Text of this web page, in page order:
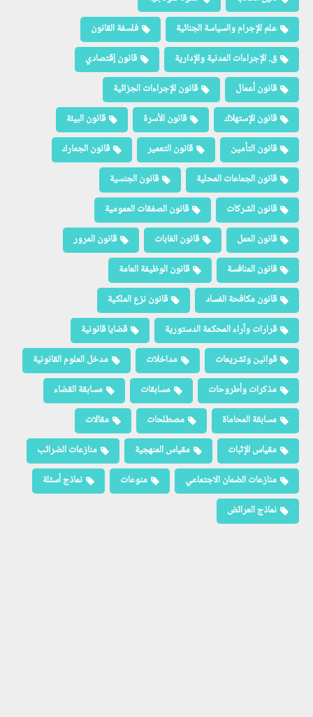
علم الإجرام والسياسة الجنائية
فلسفة القانون
ق. الإجراءات المدنية والإدارية
قانون إقتصادي
قانون أعمال
قانون الإجراءات الجزائية
قانون الإستهلاك
قانون الأسرة
قانون البيئة
قانون التأمين
قانون التعمير
قانون الجمارك
قانون الجماعات المحلية
قانون الجنسية
قانون الشركات
قانون الصفقات العمومية
قانون العمل
قانون الغابات
قانون المرور
قانون المنافسة
قانون الوظيفة العامة
قانون مكافحة الفساد
قانون نزع الملكية
قرارات وآراء المحكمة الدستورية
قضايا قانونية
قوانين وتشريعات
مداخلات
مدخل العلوم القانونية
مذكرات وأطروحات
مسابقات
مسابقة القضاء
مسابقة المحاماة
مصطلحات
مقالات
مقياس الإثبات
مقياس المنهجية
منازعات الضرائب
منازعات الضمان الاجتماعي
منوعات
نماذج أسئلة
نماذج العرائض